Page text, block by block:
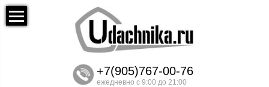
+7(905)767-00-76
ежедневно с 9:00 до 21:00